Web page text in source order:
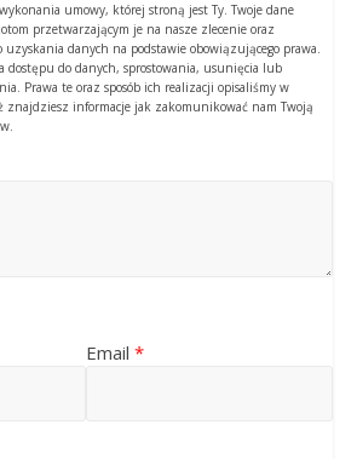
umowy, której stroną jest Ty. Twoje dane
przetwarzającym je na nasze zlecenie oraz
danych na podstawie obowiązującego prawa.
dostępu do danych, sprostowania, usunięcia lub
Prawa te oraz sposób ich realizacji opisaliśmy w
znajdziesz informacje jak zakomunikować nam Twoją
Email *